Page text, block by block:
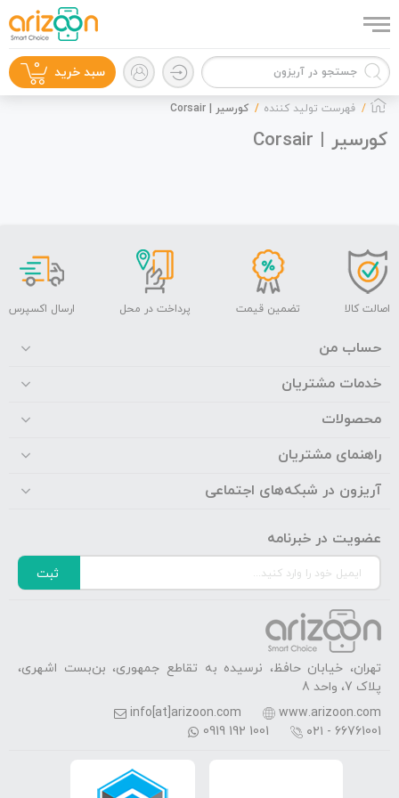
لوازم جانبی
سبد خرید 0
فهرست تولید کننده کورسیر | Corsair
کورسیر | Corsair
اصالت کالا تضمین قیمت پرداخت در محل ارسال اکسپرس
حساب من
خدمات مشتریان
محصولات
راهنمای مشتریان
آریزون در شبکه‌های اجتماعی
عضویت در خبرنامه
ثبت
تهران، خیابان حافظ، نرسیده به تقاطع جمهوری، بن‌بست اشهری،
پلاک 7، واحد 8
www.arizoon.com
info[at]arizoon.com
۰۲۱ - 66761001
0919 192 1001